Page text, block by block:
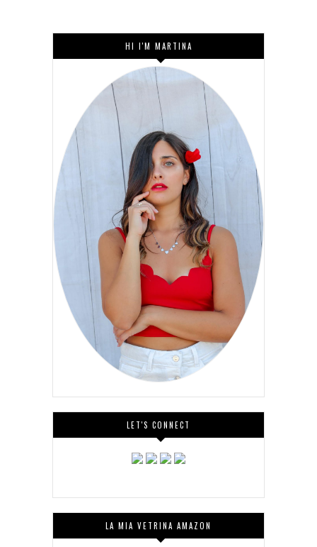
HI I'M MARTINA
LET'S CONNECT
LA MIA VETRINA AMAZON